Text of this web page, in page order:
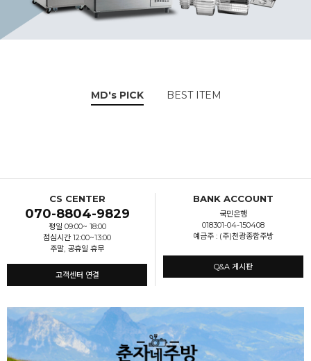
MD's PICK BEST ITEM
CS CENTER
070-8804-9829
평일 09:00~ 18:00
점심시간 12:00~13:00
주말, 공휴일 휴무
고객센터 연결
BANK ACCOUNT
국민은행
018301-04-150408
예금주 : (주)천광종합주방
Q&A 게시판